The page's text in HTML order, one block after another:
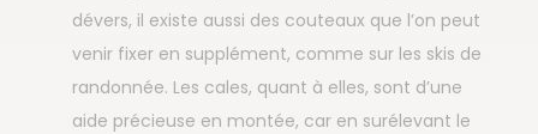
dévers, il existe aussi des couteaux que l’on peut
venir fixer en supplément, comme sur les skis de
randonnée. Les cales, quant à elles, sont d’une
aide précieuse en montée, car en surélevant le